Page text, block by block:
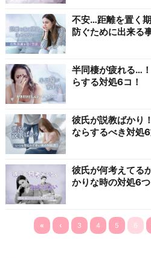
不安…距離を置く
防ぐために出来る
半同棲が疲れる…
らする対処6コ！
彼氏が説教ばかり
ならするべき対処
彼氏が何考えてる
かりな時の対処6つ
« ‹ 3 4 5 6